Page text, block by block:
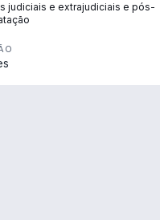
judiciais e extrajudiciais e pós-